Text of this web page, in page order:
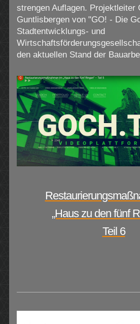
strengen Auflagen. Projektleiter
Guntlisbergen von "GO! - Die
Stadtentwicklungs- und
den aktuellen Stand der
„Haus zu den fünf
Teil 6